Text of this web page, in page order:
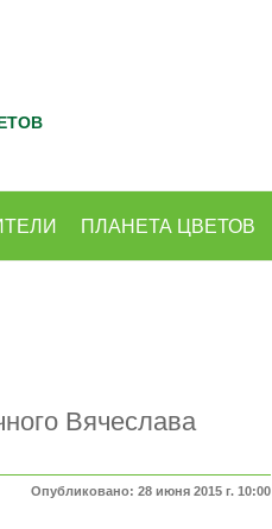
Вячеслава
Опубликовано: 28 июня 2015 г. 10:00
ПЛАНЕТА ЦВЕТОВ